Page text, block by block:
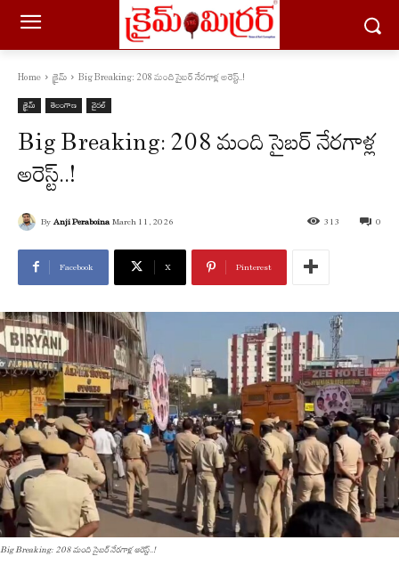
Home క్రైమ్ Big Breaking: 208 మంది సైబర్ నేరగాళ్ల అరెస్ట్..!
క్రైమ్ తెలంగాణ వైరల్
Big Breaking: 208 మంది సైబర్ నేరగాళ్ల
అరెస్ట్..!
By Anji Peraboina March 11, 2026 0
313
Facebook X Pinterest
Big Breaking: 208 మంది సైబర్ నేరగాళ్ల అరెస్ట్..!